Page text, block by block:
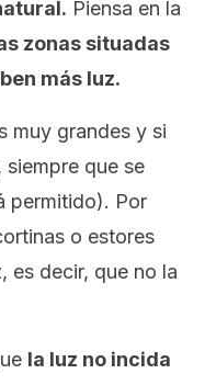
Piensa en la
zonas situadas
más luz.
muy grandes y si
que se
permitido). Por
o estores
es decir, que no la
la luz no incida